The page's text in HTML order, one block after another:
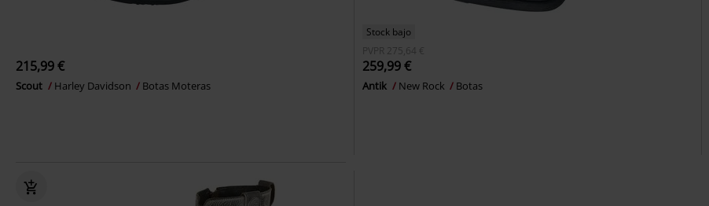
215,99 €
Scout Harley Davidson Botas Moteras
Stock bajo
PVPR 275,64 €
259,99 €
Antik New Rock Botas